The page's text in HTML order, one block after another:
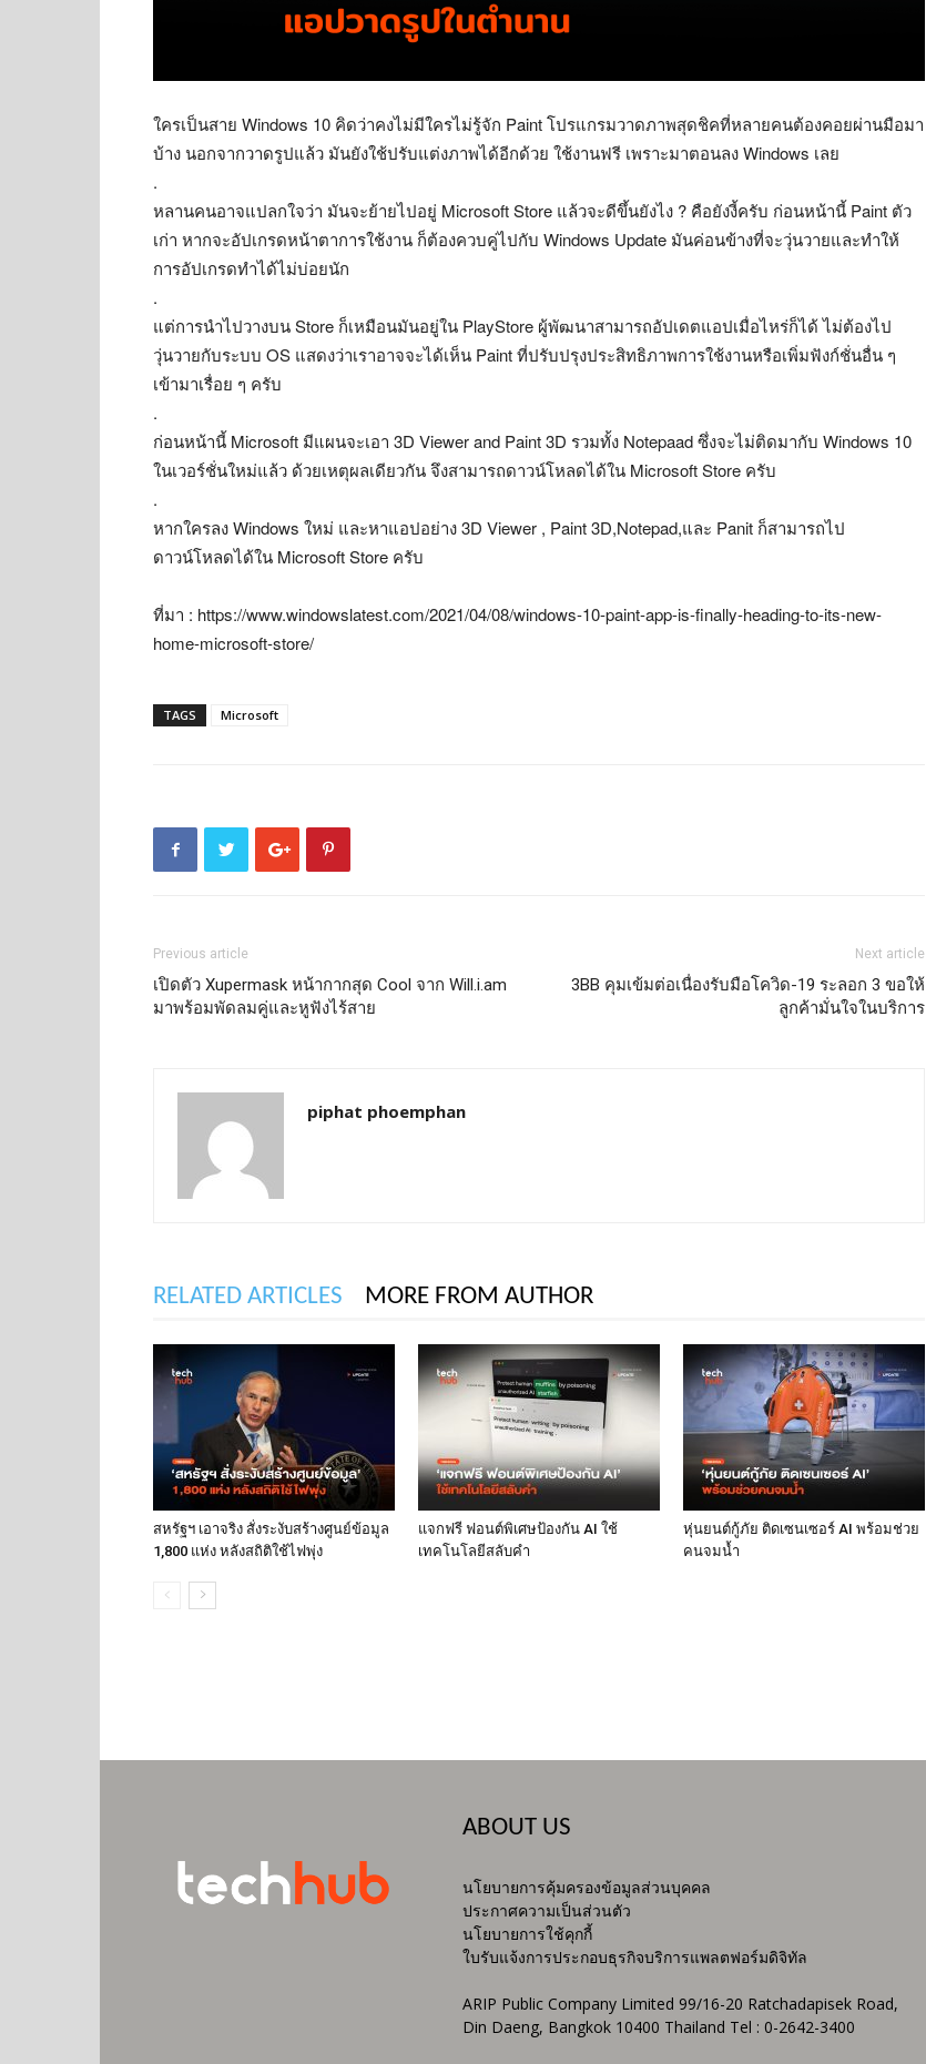
ใครเป็นสาย Windows 10 คิดว่าคงไม่มีใครไม่รู้จัก Paint โปรแกรมวาดภาพสุดชิคที่หลายคนต้องคอยผ่านมือมา
บ้าง นอกจากวาดรูปแล้ว มันยังใช้ปรับแต่งภาพได้อีกด้วย ใช้งานฟรี เพราะมาตอนลง Windows เลย
.
หลานคนอาจแปลกใจว่า มันจะย้ายไปอยู่ Microsoft Store แล้วจะดีขึ้นยังไง ? คือยังงี้ครับ ก่อนหน้านี้ Paint ตัว
เก่า หากจะอัปเกรดหน้าตาการใช้งาน ก็ต้องควบคู่ไปกับ Windows Update มันค่อนข้างที่จะวุ่นวายและทำให้
การอัปเกรดทำได้ไม่บ่อยนัก
.
แต่การนำไปวางบน Store ก็เหมือนมันอยู่ใน PlayStore ผู้พัฒนาสามารถอัปเดตแอปเมื่อไหร่ก็ได้ ไม่ต้องไป
วุ่นวายกับระบบ OS แสดงว่าเราอาจจะได้เห็น Paint ที่ปรับปรุงประสิทธิภาพการใช้งานหรือเพิ่มฟังก์ชั่นอื่น ๆ
เข้ามาเรื่อย ๆ ครับ
.
ก่อนหน้านี้ Microsoft มีแผนจะเอา 3D Viewer and Paint 3D รวมทั้ง Notepaad ซึ่งจะไม่ติดมากับ Windows 10
ในเวอร์ชั่นใหม่แล้ว ด้วยเหตุผลเดียวกัน จึงสามารถดาวน์โหลดได้ใน Microsoft Store ครับ
.
หากใครลง Windows ใหม่ และหาแอปอย่าง 3D Viewer , Paint 3D,Notepad,และ Panit ก็สามารถไป
ดาวน์โหลดได้ใน Microsoft Store ครับ
ที่มา : https://www.windowslatest.com/2021/04/08/windows-10-paint-app-is-finally-heading-to-its-new-
home-microsoft-store/
TAGS Microsoft
Previous article
เปิดตัว Xupermask หน้ากากสุด Cool จาก Will.i.am
มาพร้อมพัดลมคู่และหูฟังไร้สาย
Next article
3BB คุมเข้มต่อเนื่องรับมือโควิด-19 ระลอก 3 ขอให้
ลูกค้ามั่นใจในบริการ
piphat phoemphan
RELATED ARTICLES MORE FROM AUTHOR
สหรัฐฯ เอาจริง สั่งระงับสร้างศูนย์ข้อมูล
1,800 แห่ง หลังสถิติใช้ไฟพุ่ง
แจกฟรี ฟอนต์พิเศษป้องกัน AI ใช้
เทคโนโลยีสลับคำ
หุ่นยนต์กู้ภัย ติดเซนเซอร์ AI พร้อมช่วย
คนจมน้ำ
ABOUT US
นโยบายการคุ้มครองข้อมูลส่วนบุคคล
ประกาศความเป็นส่วนตัว
นโยบายการใช้คุกกี้
ใบรับแจ้งการประกอบธุรกิจบริการแพลตฟอร์มดิจิทัล
ARIP Public Company Limited 99/16-20 Ratchadapisek Road,
Din Daeng, Bangkok 10400 Thailand Tel : 0-2642-3400